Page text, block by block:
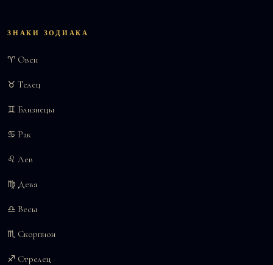
ЗНАКИ ЗОДИАКА
♈ Овен
♉ Телец
♊ Близнецы
♋ Рак
♌ Лев
♍ Дева
♎ Весы
♏ Скорпион
♐ Стрелец